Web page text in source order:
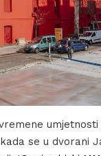
se u dvorani